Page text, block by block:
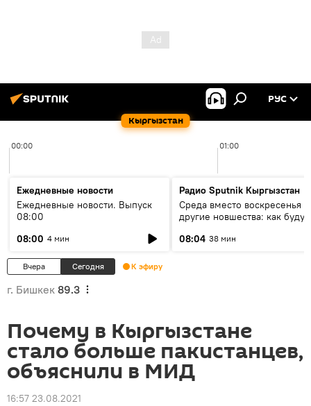
Кыргызстан
РУС
00:00 01:00
Ежедневные новости
Ежедневные новости. Выпуск
08:00
08:00 4 мин
Радио Sputnik Кыргызстан
Среда вместо воскресенья и
другие новшества: как будут
08:04 38 мин
Вчера Сегодня К эфиру
г. Бишкек 89.3
Почему в Кыргызстане
стало больше пакистанцев,
объяснили в МИД
16:57 23.08.2021